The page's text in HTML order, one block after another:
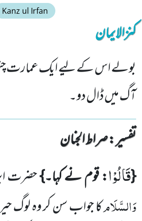
Kanz ul Irfan
کنزالایمان
بولے اس کے لیے ایک عمارت
آگ میں ڈال دو۔
تفسیر : ‎صراط الجنان
{قَالُوْا: قوم نے کہا۔}حضرت
وَالسَّلَامکا جواب سن کر وہ لوگ